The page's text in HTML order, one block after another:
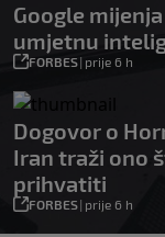
Google
umjetnu
FORBES| prije 6 h
Dogovor o
Iran traži ono
prihvatiti
FORBES| prije 6 h